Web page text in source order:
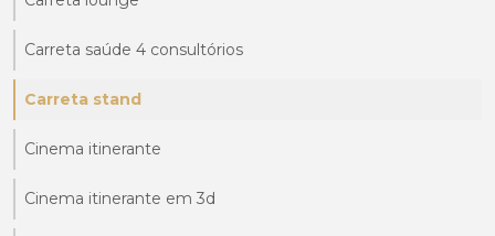
Carreta saúde 4 consultórios
Carreta stand
Cinema itinerante
Cinema itinerante em 3d